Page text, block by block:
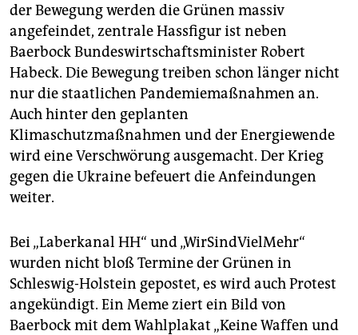
der Bewegung werden die Grünen massiv
angefeindet, zentrale Hassfigur ist neben
Baerbock Bundeswirtschaftsminister Robert
Habeck. Die Bewegung treiben schon länger nicht
nur die staatlichen Pandemiemaßnahmen an.
Auch hinter den geplanten
Klimaschutzmaßnahmen und der Energiewende
wird eine Verschwörung ausgemacht. Der Krieg
gegen die Ukraine befeuert die Anfeindungen
weiter.
Bei „Laberkanal HH“ und „WirSindVielMehr“
wurden nicht bloß Termine der Grünen in
Schleswig-Holstein gepostet, es wird auch Protest
angekündigt. Ein Meme ziert ein Bild von
Baerbock mit dem Wahlplakat „Keine Waffen und